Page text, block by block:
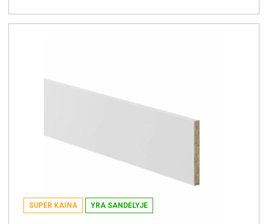
SUPER KAINA YRA SANDĖLYJE